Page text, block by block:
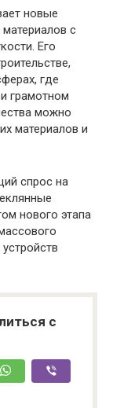
новые
с
Его
где
грамотном
можно
материалов и
спрос на
нового этапа
с